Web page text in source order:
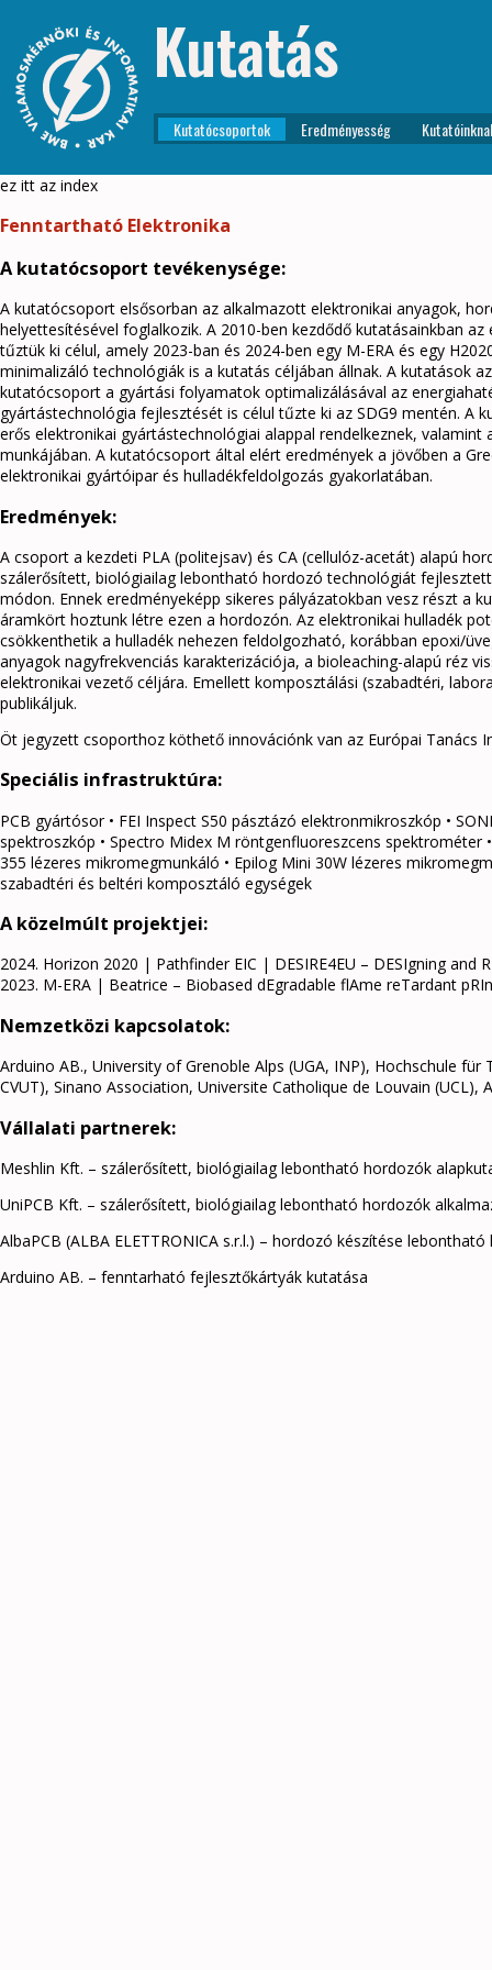
Kutatás
Kutatócsoportok Eredményesség
ez itt az index
Fenntartható Elektronika
A kutatócsoport tevékenysége:
A kutatócsoport elsősorban az alkalmazott elektronikai anyagok,
helyettesítésével foglalkozik. A 2010-ben kezdődő kutatásainkban
tűztük ki célul, amely 2023-ban és 2024-ben egy M-ERA és egy
minimalizáló technológiák is a kutatás céljában állnak. A kutatások
kutatócsoport a gyártási folyamatok optimalizálásával az
gyártástechnológia fejlesztését is célul tűzte ki az SDG9 mentén. A
erős elektronikai gyártástechnológiai alappal rendelkeznek,
munkájában. A kutatócsoport által elért eredmények a jövőben a
elektronikai gyártóipar és hulladékfeldolgozás gyakorlatában.
Eredmények:
A csoport a kezdeti PLA (politejsav) és CA (cellulóz-acetát) alapú
szálerősített, biológiailag lebontható hordozó technológiát
módon. Ennek eredményeképp sikeres pályázatokban vesz részt a
áramkört hoztunk létre ezen a hordozón. Az elektronikai hulladék
csökkenthetik a hulladék nehezen feldolgozható, korábban epoxi/
anyagok nagyfrekvenciás karakterizációja, a bioleaching-alapú réz
elektronikai vezető céljára. Emellett komposztálási (szabadtéri,
publikáljuk.
Öt jegyzett csoporthoz köthető innovációnk van az Európai Tanács
Speciális infrastruktúra:
PCB gyártósor • FEI Inspect S50 pásztázó elektronmikroszkóp •
spektroszkóp • Spectro Midex M röntgenfluoreszcens spektrométer
355 lézeres mikromegmunkáló • Epilog Mini 30W lézeres
szabadtéri és beltéri komposztáló egységek
A közelmúlt projektjei:
2024. Horizon 2020 | Pathfinder EIC | DESIRE4EU – DESIgning
2023. M-ERA | Beatrice – Biobased dEgradable flAme reTardant
Nemzetközi kapcsolatok:
Arduino AB., University of Grenoble Alps (UGA, INP), Hochschule
CVUT), Sinano Association, Universite Catholique de Louvain (UCL),
Vállalati partnerek:
Meshlin Kft. – szálerősített, biológiailag lebontható hordozók
UniPCB Kft. – szálerősített, biológiailag lebontható hordozók
AlbaPCB (ALBA ELETTRONICA s.r.l.) – hordozó készítése
Arduino AB. – fenntarható fejlesztőkártyák kutatása